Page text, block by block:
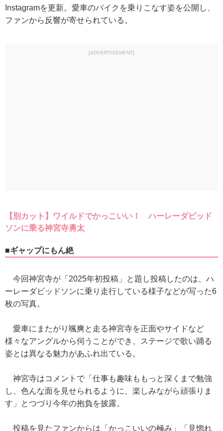
Instagramを更新。愛車のバイクを乗りこなす姿を公開し、
ファンから反響が寄せられている。
[ADVERTISEMENT]
【別カット】ワイルドでかっこいい！ ハーレーダビッド
ソンに乗る神宮寺勇太
■ギャップにもん絶
今回神宮寺が「2025年初投稿」と題し投稿したのは、ハ
ーレーダビッドソンに乗り走行している様子などが写った6
枚の写真。
愛車にまたがり颯爽と走る神宮寺を正面やサイドなど
様々なアングルから伺うことができ、ステージで歌い踊る
姿とは異なる魅力があふれ出ている。
神宮寺はコメントで「仕事も趣味ももっと深くまで勉強
し、色んな面を見せられるように、楽しみながら頑張りま
す」とつづり今年の抱負を披露。
投稿を見たファンからは「かっこいいの極み」「見惚れ